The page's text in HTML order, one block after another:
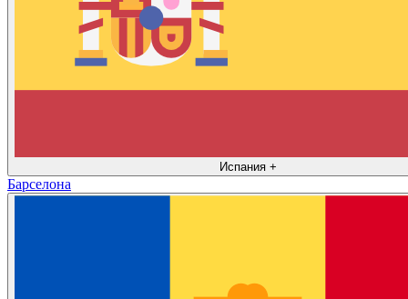
Испания +
Барселона